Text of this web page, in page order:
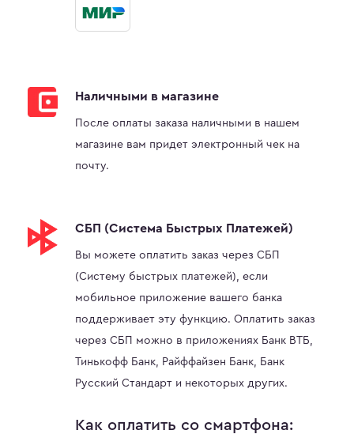
Наличными в магазине
После оплаты заказа наличными в нашем
магазине вам придет электронный чек на
почту.
СБП (Система Быстрых Платежей)
Вы можете оплатить заказ через СБП
(Систему быстрых платежей), если
мобильное приложение вашего банка
поддерживает эту функцию. Оплатить заказ
через СБП можно в приложениях Банк ВТБ,
Тинькофф Банк, Райффайзен Банк, Банк
Русский Стандарт и некоторых других.
Как оплатить со смартфона: